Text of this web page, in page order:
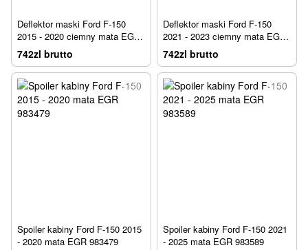
Deflektor maski Ford F-150
2015 - 2020 ciemny mata EGR
303475
742zl brutto
Deflektor maski Ford F-150
2021 - 2023 ciemny mata EGR
303585
742zl brutto
Spoiler kabiny Ford F-150 2015
- 2020 mata EGR 983479
Spoiler kabiny Ford F-150 2021
- 2025 mata EGR 983589